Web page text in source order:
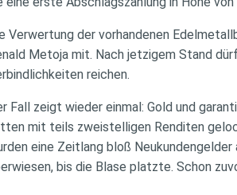
Verwertung der vorhandenen
Metoja mit. Nach jetzigem Stand
reichen.
Fall zeigt wieder einmal: Gold und
mit teils zweistelligen Renditen
eine Zeitlang bloß
bis die Blase platzte. Schon